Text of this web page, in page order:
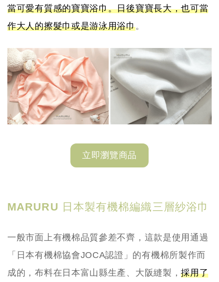
當可愛有質感的寶寶浴巾。日後寶寶長大，也可當
作大人的擦髮巾或是游泳用浴巾。
立即瀏覽商品
MARURU 日本製有機棉編織三層紗浴巾
一般市面上有機棉品質參差不齊，這款是使用通過
「日本有機棉協會JOCA認證」的有機棉所製作而
成的，布料在日本富山縣生產、大阪縫製，採用了